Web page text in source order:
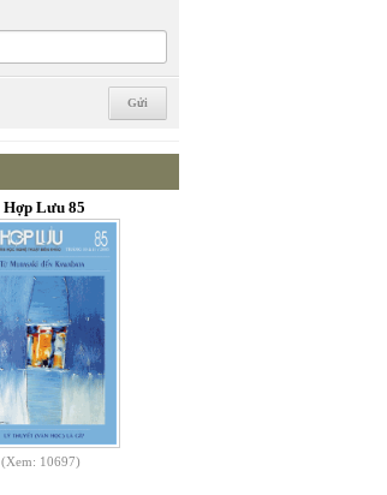
Hợp Lưu 85
(Xem: 10697)